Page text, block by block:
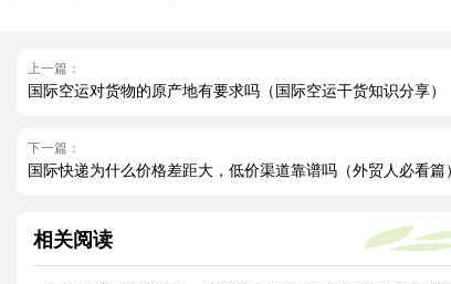
上一篇：
国际空运对货物的原产地有要求吗（国际空运干货知识分享）
下一篇：
国际快递为什么价格差距大，低价渠道靠谱吗（外贸人必看篇
相关阅读